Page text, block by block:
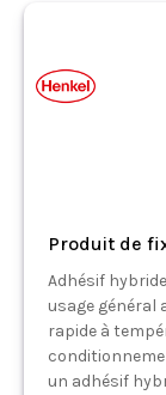
Produit de
Adhésif
usage général
rapide à
un adhésif